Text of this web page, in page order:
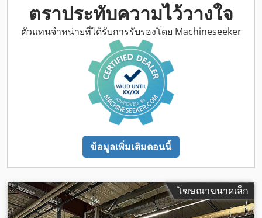
ตราประทับความไว้วางใจ
ตัวแทนจำหน่ายที่ได้รับการรับรองโดย Machineseeker
ข้อมูลเพิ่มเติมตอนนี้
โฆษณาขนาดเล็ก